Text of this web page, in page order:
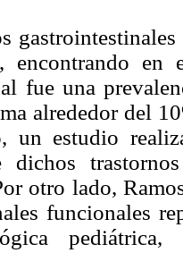
encontrando en
fue una
alrededor del
un estudio
dichos
otro lado,
funcionales